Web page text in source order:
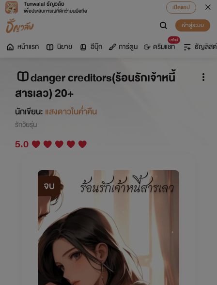
Tunwalai ธัญวลัย
เพื่อประสบการณ์ที่ดีกว่าบนมือถือ
เปิดแอป
เข้าสู่ระบบ
หน้าแรก นิยาย อีบุ๊ก การ์ตูน
มาใหม่
ดรีมแชท ธัญลิสต์
danger creditors(ร้อนรักเจ้าหนี้
สารเลว) 20+
นักเขียน: แสงดาวในค่ำคืน
รักวัยรุ่น
5.0
จบ